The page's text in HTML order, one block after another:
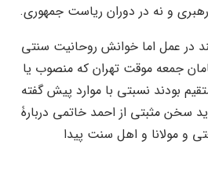
در عمل اما خوانش روحانیت سنتی
جمعه موقت تهران که منصوب یا
بودند نسبتی با موارد پیش گفته
سخن مثبتی از احمد خاتمی دربارۀ
و مولانا و اهل سنت پیدا